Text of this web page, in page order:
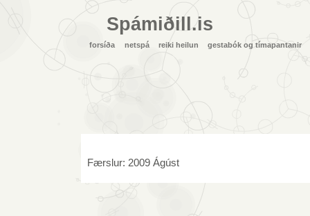
Spámiðill.is
forsíða netspá reiki heilun gestabók og tímapantanir
Færslur: 2009 Ágúst